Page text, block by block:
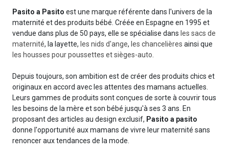
Pasito a Pasito est une marque référente dans l'univers de la
maternité et des produits bébé. Créée en Espagne en 1995 et
vendue dans plus de 50 pays, elle se spécialise dans les sacs de
maternité, la layette, les nids d'ange, les chancelières ainsi que
les housses pour poussettes et sièges-auto
Depuis toujours, son ambition est de créer des produits chics et
originaux en accord avec les attentes des mamans actuelles.
Leurs gammes de produits sont conçues de sorte à couvrir tous
les besoins de la mère et son bébé jusqu'à ses 3 ans. En
proposant des articles au design exclusif, Pasito a pasito
donne l'opportunité aux mamans de vivre leur maternité sans
renoncer aux tendances de la mode.